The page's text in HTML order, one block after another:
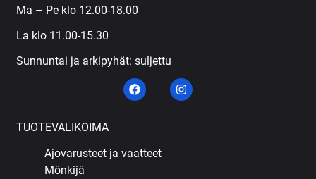
Ma – Pe klo 12.00-18.00
La klo 11.00-15.30
Sunnuntai ja arkipyhät: suljettu
TUOTEVALIKOIMA
Ajovarusteet ja vaatteet
Mönkijä